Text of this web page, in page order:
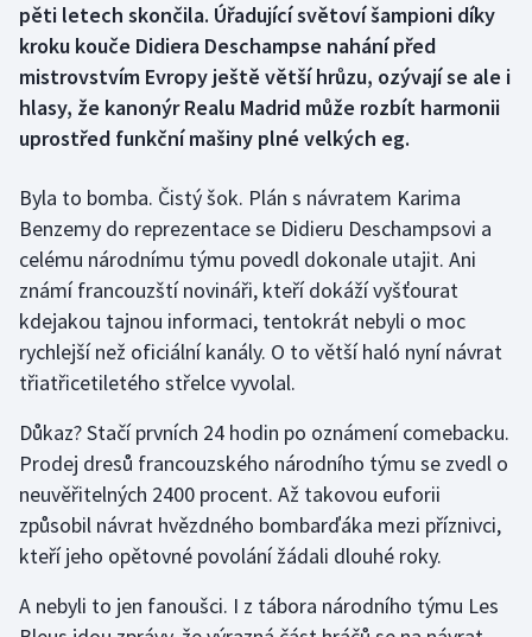
Florbal
Futsal
Gymnastika
Házená
Jezdectví
Krasobruslení
Lezení
Lyže a snowboard
Moderní pětiboj
pěti letech skončila. Úřadující světoví šampioni díky
kroku kouče Didiera Deschampse nahání před
mistrovstvím Evropy ještě větší hrůzu, ozývají se ale i
hlasy, že kanonýr Realu Madrid může rozbít harmonii
uprostřed funkční mašiny plné velkých eg.
Byla to bomba. Čistý šok. Plán s návratem Karima
Benzemy do reprezentace se Didieru Deschampsovi a
celému národnímu týmu povedl dokonale utajit. Ani
známí francouzští novináři, kteří dokáží vyšťourat
kdejakou tajnou informaci, tentokrát nebyli o moc
rychlejší než oficiální kanály. O to větší haló nyní návrat
třiatřicetiletého střelce vyvolal.
Důkaz? Stačí prvních 24 hodin po oznámení comebacku.
Prodej dresů francouzského národního týmu se zvedl o
neuvěřitelných 2400 procent. Až takovou euforii
způsobil návrat hvězdného bombarďáka mezi příznivci,
kteří jeho opětovné povolání žádali dlouhé roky.
A nebyli to jen fanoušci. I z tábora národního týmu Les